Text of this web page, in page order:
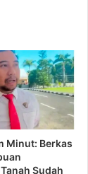
Minut: Berkas
Sudah